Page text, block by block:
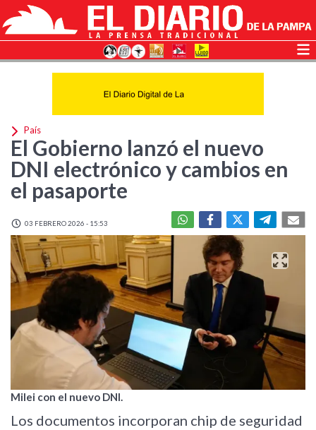
País
El Gobierno lanzó el nuevo
DNI electrónico y cambios en
el pasaporte
03 FEBRERO 2026 - 15:53
Milei con el nuevo DNI.
Los documentos incorporan chip de seguridad